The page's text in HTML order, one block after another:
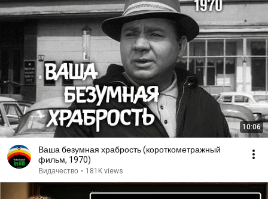
10:06
Ваша безумная храбрость (короткометражный
фильм, 1970)
Видачество • 181K views